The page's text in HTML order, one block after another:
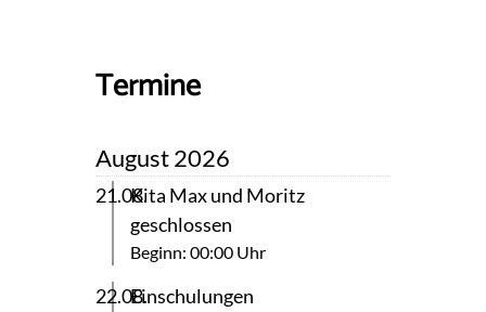
Termine
August 2026
21.08.Kita Max und Moritz
geschlossen
Beginn: 00:00 Uhr
22.08.Einschulungen